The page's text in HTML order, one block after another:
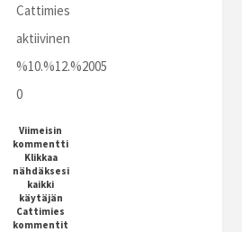
Cattimies
aktiivinen
%10.%12.%2005
0
Viimeisin
kommentti
Klikkaa
nähdäksesi
kaikki
käytäjän
Cattimies
kommentit